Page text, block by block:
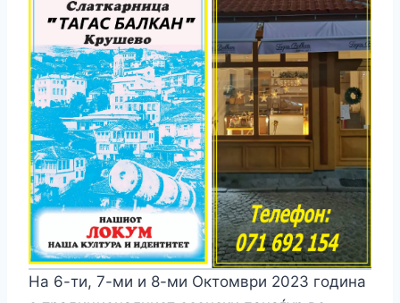
На 6-ти, 7-ми и 8-ми Октомври 2023 година